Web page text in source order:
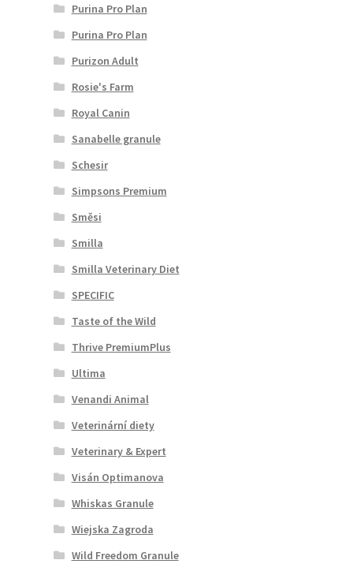
Purina Pro Plan
Purina Pro Plan
Purizon Adult
Rosie's Farm
Royal Canin
Sanabelle granule
Schesir
Simpsons Premium
Směsi
Smilla
Smilla Veterinary Diet
SPECIFIC
Taste of the Wild
Thrive PremiumPlus
Ultima
Venandi Animal
Veterinární diety
Veterinary & Expert
Visán Optimanova
Whiskas Granule
Wiejska Zagroda
Wild Freedom Granule